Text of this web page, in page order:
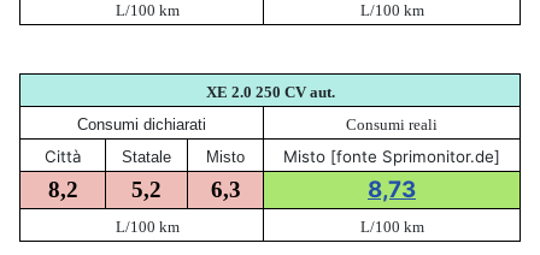
L/100 km L/100 km
XE 2.0 250 CV aut.
Consumi dichiarati
Consumi reali
Città Statale Misto Misto [fonte Sprimonitor.de]
8,2 5,2 6,3 8,73
L/100 km L/100 km